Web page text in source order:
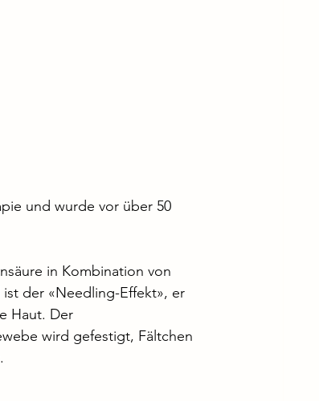
und wurde vor über 50
in Kombination von
der «Needling-Effekt», er
Haut. Der
wird gefestigt, Fältchen